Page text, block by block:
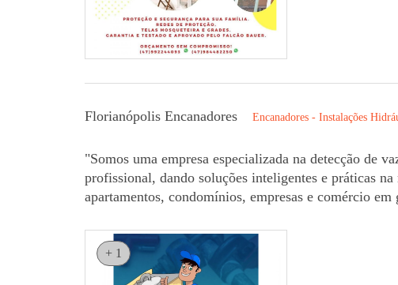
Florianópolis Encanadores Encanadores - Instalações
"Somos uma empresa especializada na detecção de
profissional, dando soluções inteligentes e práticas
apartamentos, condomínios, empresas e comércio
+ 1